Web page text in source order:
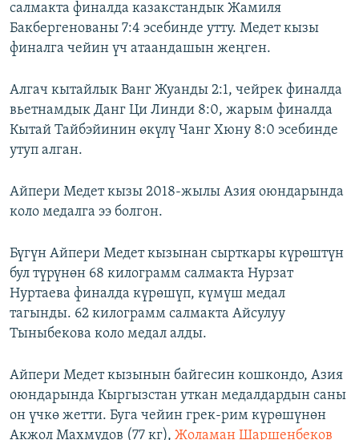
салмакта финалда казакстандык Жамиля
Бакбергенованы 7:4 эсебинде утту. Медет кызы
финалга чейин үч атаандашын жеңген.
Алгач кытайлык Ванг Жуанды 2:1, чейрек финалда
вьетнамдык Данг Ци Линди 8:0, жарым финалда
Кытай Тайбэйинин өкүлү Чанг Хюну 8:0 эсебинде
утуп алган.
Айпери Медет кызы 2018-жылы Азия оюндарында
коло медалга ээ болгон.
Бүгүн Айпери Медет кызынан сырткары күрөштүн
бул түрүнөн 68 килограмм салмакта Нурзат
Нуртаева финалда күрөшүп, күмүш медал
тагынды. 62 килограмм салмакта Айсулуу
Тыныбекова коло медал алды.
Айпери Медет кызынын байгесин кошкондо, Азия
оюндарында Кыргызстан уткан медалдардын саны
он үчкө жетти. Буга чейин грек-рим күрөшүнөн
Акжол Махмудов (77 кг), Жоламан Шаршенбеков